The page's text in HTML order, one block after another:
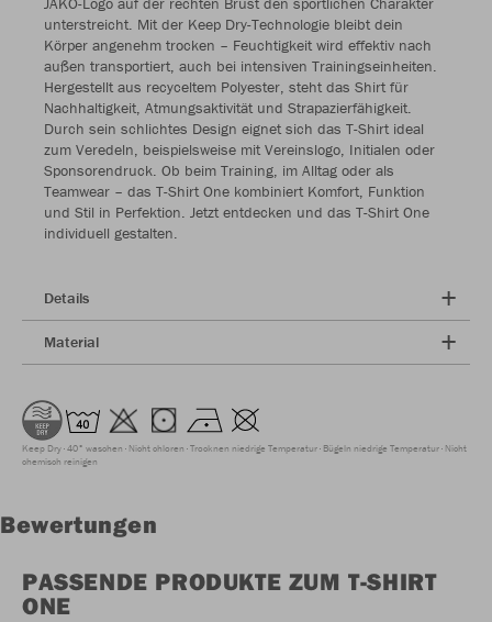
unterstreicht. Mit der Keep Dry-Technologie bleibt dein
Körper angenehm trocken – Feuchtigkeit wird effektiv nach
außen transportiert, auch bei intensiven Trainingseinheiten.
Hergestellt aus recyceltem Polyester, steht das Shirt für
Nachhaltigkeit, Atmungsaktivität und Strapazierfähigkeit.
Durch sein schlichtes Design eignet sich das T-Shirt ideal
zum Veredeln, beispielsweise mit Vereinslogo, Initialen oder
Sponsorendruck. Ob beim Training, im Alltag oder als
Teamwear – das T-Shirt One kombiniert Komfort, Funktion
und Stil in Perfektion. Jetzt entdecken und das T-Shirt One
individuell gestalten.
Details
Material
Keep Dry 40° waschen Nicht chloren Trocknen niedrige Temperatur Bügeln niedrige Temperatur Nicht
chemisch reinigen
Bewertungen
PASSENDE PRODUKTE ZUM T-SHIRT
ONE